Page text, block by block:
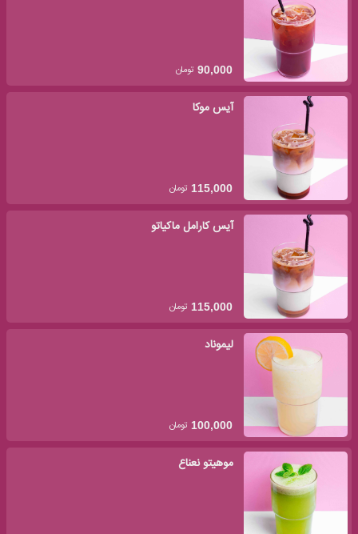
90,000 تومان
آیس موکا
115,000 تومان
آیس کارامل ماکیاتو
115,000 تومان
لیموناد
100,000 تومان
موهیتو نعناع